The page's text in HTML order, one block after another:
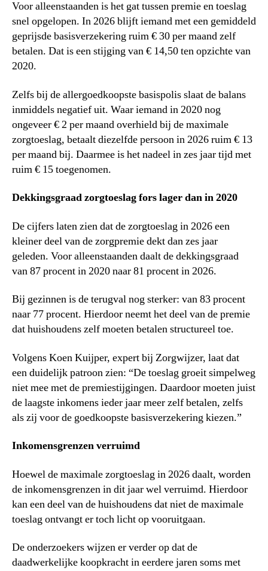
Voor alleenstaanden is het gat tussen premie en toeslag
snel opgelopen. In 2026 blijft iemand met een gemiddeld
geprijsde basisverzekering ruim € 30 per maand zelf
betalen. Dat is een stijging van € 14,50 ten opzichte van
2020.
Zelfs bij de allergoedkoopste basispolis slaat de balans
inmiddels negatief uit. Waar iemand in 2020 nog
ongeveer € 2 per maand overhield bij de maximale
zorgtoeslag, betaalt diezelfde persoon in 2026 ruim € 13
per maand bij. Daarmee is het nadeel in zes jaar tijd met
ruim € 15 toegenomen.
Dekkingsgraad zorgtoeslag fors lager dan in 2020
De cijfers laten zien dat de zorgtoeslag in 2026 een
kleiner deel van de zorgpremie dekt dan zes jaar
geleden. Voor alleenstaanden daalt de dekkingsgraad
van 87 procent in 2020 naar 81 procent in 2026.
Bij gezinnen is de terugval nog sterker: van 83 procent
naar 77 procent. Hierdoor neemt het deel van de premie
dat huishoudens zelf moeten betalen structureel toe.
Volgens Koen Kuijper, expert bij Zorgwijzer, laat dat
een duidelijk patroon zien: “De toeslag groeit simpelweg
niet mee met de premiestijgingen. Daardoor moeten juist
de laagste inkomens ieder jaar meer zelf betalen, zelfs
als zij voor de goedkoopste basisverzekering kiezen.”
Inkomensgrenzen verruimd
Hoewel de maximale zorgtoeslag in 2026 daalt, worden
de inkomensgrenzen in dit jaar wel verruimd. Hierdoor
kan een deel van de huishoudens dat niet de maximale
toeslag ontvangt er toch licht op vooruitgaan.
De onderzoekers wijzen er verder op dat de
daadwerkelijke koopkracht in eerdere jaren soms met